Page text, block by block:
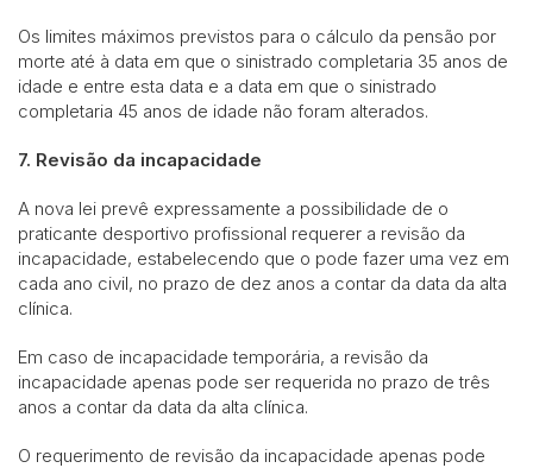
Os limites máximos previstos para o cálculo da pensão por
morte até à data em que o sinistrado completaria 35 anos de
idade e entre esta data e a data em que o sinistrado
completaria 45 anos de idade não foram alterados.
7. Revisão da incapacidade
A nova lei prevê expressamente a possibilidade de o
praticante desportivo profissional requerer a revisão da
incapacidade, estabelecendo que o pode fazer uma vez em
cada ano civil, no prazo de dez anos a contar da data da alta
clínica.
Em caso de incapacidade temporária, a revisão da
incapacidade apenas pode ser requerida no prazo de três
anos a contar da data da alta clínica.
O requerimento de revisão da incapacidade apenas pode